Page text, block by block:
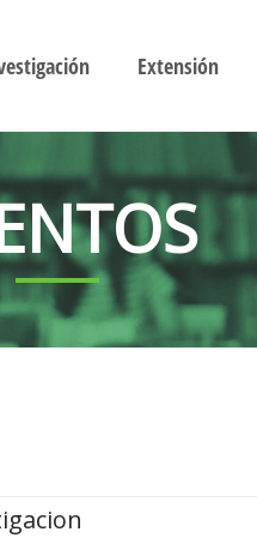
Extensión